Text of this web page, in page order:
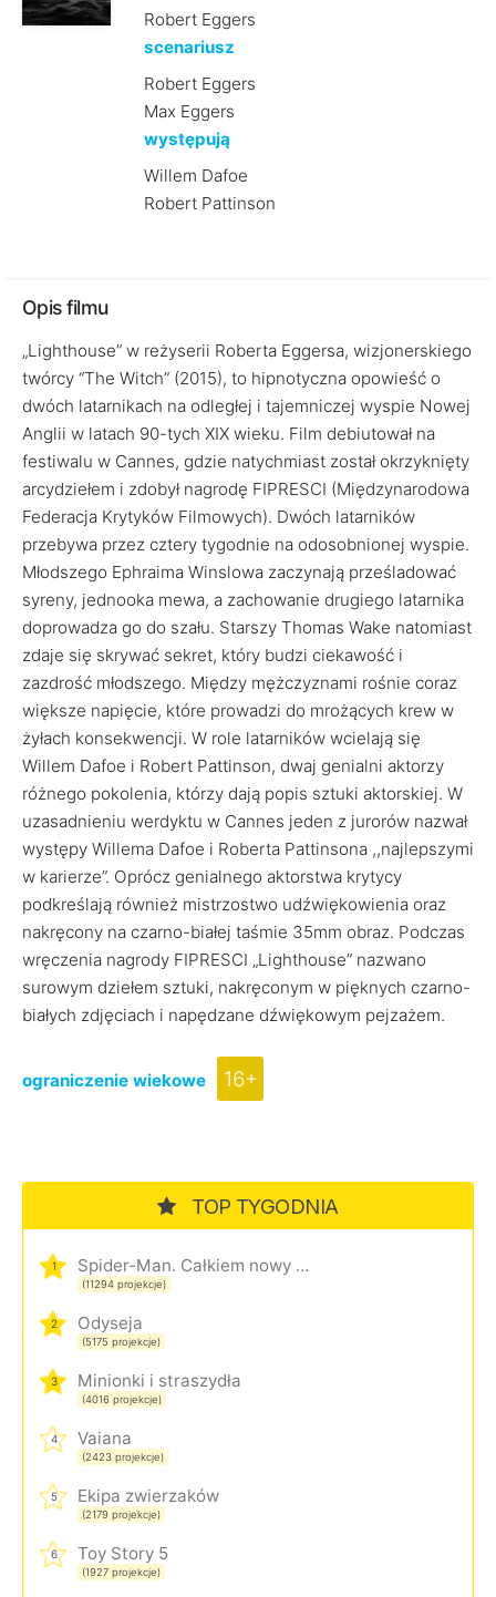
Robert Eggers
scenariusz
Robert Eggers
Max Eggers
występują
Willem Dafoe
Robert Pattinson
Opis filmu
„Lighthouse” w reżyserii Roberta Eggersa, wizjonerskiego
twórcy “The Witch” (2015), to hipnotyczna opowieść o
dwóch latarnikach na odległej i tajemniczej wyspie Nowej
Anglii w latach 90-tych XIX wieku. Film debiutował na
festiwalu w Cannes, gdzie natychmiast został okrzyknięty
arcydziełem i zdobył nagrodę FIPRESCI (Międzynarodowa
Federacja Krytyków Filmowych). Dwóch latarników
przebywa przez cztery tygodnie na odosobnionej wyspie.
Młodszego Ephraima Winslowa zaczynają prześladować
syreny, jednooka mewa, a zachowanie drugiego latarnika
doprowadza go do szału. Starszy Thomas Wake natomiast
zdaje się skrywać sekret, który budzi ciekawość i
zazdrość młodszego. Między mężczyznami rośnie coraz
większe napięcie, które prowadzi do mrożących krew w
żyłach konsekwencji. W role latarników wcielają się
Willem Dafoe i Robert Pattinson, dwaj genialni aktorzy
różnego pokolenia, którzy dają popis sztuki aktorskiej. W
uzasadnieniu werdyktu w Cannes jeden z jurorów nazwał
występy Willema Dafoe i Roberta Pattinsona ,,najlepszymi
w karierze”. Oprócz genialnego aktorstwa krytycy
podkreślają również mistrzostwo udźwiękowienia oraz
nakręcony na czarno-białej taśmie 35mm obraz. Podczas
wręczenia nagrody FIPRESCI „Lighthouse” nazwano
surowym dziełem sztuki, nakręconym w pięknych czarno-
białych zdjęciach i napędzane dźwiękowym pejzażem.
ograniczenie wiekowe 16+
TOP TYGODNIA
1 Spider-Man. Całkiem nowy dzień
(11294 projekcje)
2 Odyseja
(5175 projekcje)
3 Minionki i straszydła
(4016 projekcje)
4 Vaiana
(2423 projekcje)
5 Ekipa zwierzaków
(2179 projekcje)
6 Toy Story 5
(1927 projekcje)